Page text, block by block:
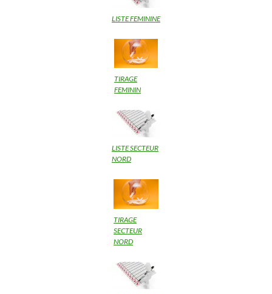
LISTE FEMININE
TIRAGE
FEMININ
LISTE SECTEUR
NORD
TIRAGE
SECTEUR
NORD